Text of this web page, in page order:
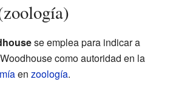
se emplea para indicar a
como autoridad en la
en zoología.